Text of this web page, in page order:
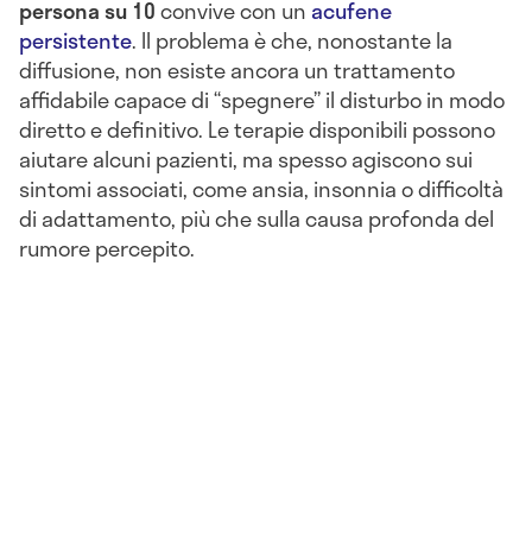
persona su 10convive con un acufene
persistente. Il problema è che, nonostante la
diffusione, non esiste ancora un trattamento
affidabile capace di “spegnere” il disturbo in modo
diretto e definitivo. Le terapie disponibili possono
aiutare alcuni pazienti, ma spesso agiscono sui
sintomi associati, come ansia, insonnia o difficoltà
di adattamento, più che sulla causa profonda del
rumore percepito.